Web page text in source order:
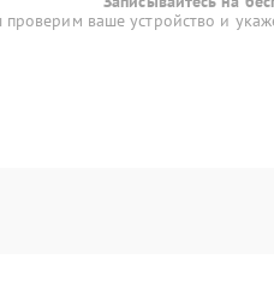
ваше устройство и